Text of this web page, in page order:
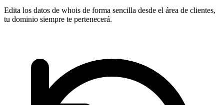
Edita los datos de whois de forma sencilla desde el área de clientes,
tu dominio siempre te pertenecerá.